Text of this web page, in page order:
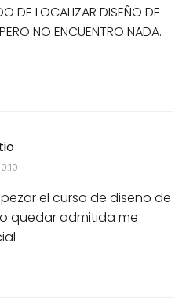
DE LOCALIZAR DISEÑO DE
NO ENCUENTRO NADA.
el curso de diseño de
quedar admitida me